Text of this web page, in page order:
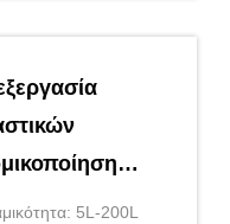
Δυναμικότητα: 5L-200L